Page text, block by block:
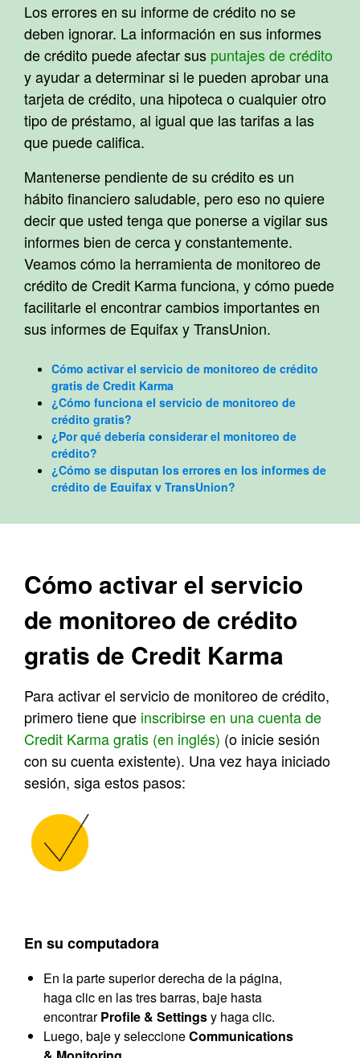
Los errores en su informe de crédito no se
deben ignorar. La información en sus informes
de crédito puede afectar sus puntajes de crédito
y ayudar a determinar si le pueden aprobar una
tarjeta de crédito, una hipoteca o cualquier otro
tipo de préstamo, al igual que las tarifas a las
que puede califica.
Mantenerse pendiente de su crédito es un
hábito financiero saludable, pero eso no quiere
decir que usted tenga que ponerse a vigilar sus
informes bien de cerca y constantemente.
Veamos cómo la herramienta de monitoreo de
crédito de Credit Karma funciona, y cómo puede
facilitarle el encontrar cambios importantes en
sus informes de Equifax y TransUnion.
Cómo activar el servicio de monitoreo de crédito
gratis de Credit Karma
¿Cómo funciona el servicio de monitoreo de
crédito gratis?
¿Por qué debería considerar el monitoreo de
crédito?
¿Cómo se disputan los errores en los informes de
crédito de Equifax y TransUnion?
Preguntas frecuentes sobre el monitoreo de
Cómo activar el servicio
de monitoreo de crédito
gratis de Credit Karma
Para activar el servicio de monitoreo de crédito,
primero tiene que inscribirse en una cuenta de
Credit Karma gratis (en inglés) (o inicie sesión
con su cuenta existente). Una vez haya iniciado
sesión, siga estos pasos:
En su computadora
En la parte superior derecha de la página,
haga clic en las tres barras, baje hasta
encontrarProfile & Settingsy haga clic.
Luego, baje y seleccioneCommunications